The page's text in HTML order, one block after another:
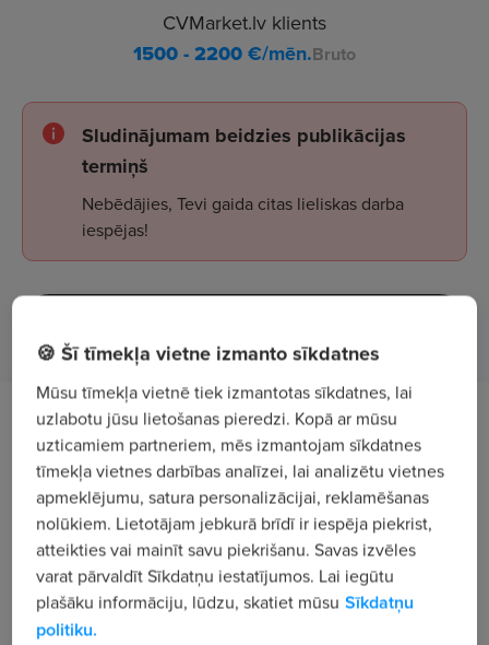
CVMarket.lv klients
1500 - 2200€/mēn.Bruto
Sludinājumam beidzies publikācijas
termiņš
Nebēdājies, Tevi gaida citas lieliskas darba
iespējas!
Darba apraksts
Aicinām savā komandākravas automobiļa
vadītāju / ekspeditoru Cēsīs!
Darba pienākumi:
Veikt preču un ūdens lietošanas iekārtu piegādi
klientiem Cēsīs un Vidzemes reģionā.
🍪 Šī tīmekļa vietne izmanto sīkdatnes
Mūsu tīmekļa vietnē tiek izmantotas sīkdatnes, lai
uzlabotu jūsu lietošanas pieredzi. Kopā ar mūsu
uzticamiem partneriem, mēs izmantojam sīkdatnes
tīmekļa vietnes darbības analīzei, lai analizētu vietnes
apmeklējumu, satura personalizācijai, reklamēšanas
nolūkiem. Lietotājam jebkurā brīdī ir iespēja piekrist,
atteikties vai mainīt savu piekrišanu. Savas izvēles
varat pārvaldīt Sīkdatņu iestatījumos. Lai iegūtu
plašāku informāciju, lūdzu, skatiet mūsu Sīkdatņu
politiku.